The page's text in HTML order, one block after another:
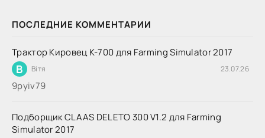
ПОСЛЕДНИЕ КОММЕНТАРИИ
Трактор Кировец К-700 для Farming Simulator 2017
В Вітя 23.07.26
9руіv79
Подборщик CLAAS DELETO 300 V1.2 для Farming
Simulator 2017